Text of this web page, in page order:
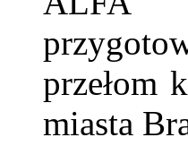
przełom
miasta